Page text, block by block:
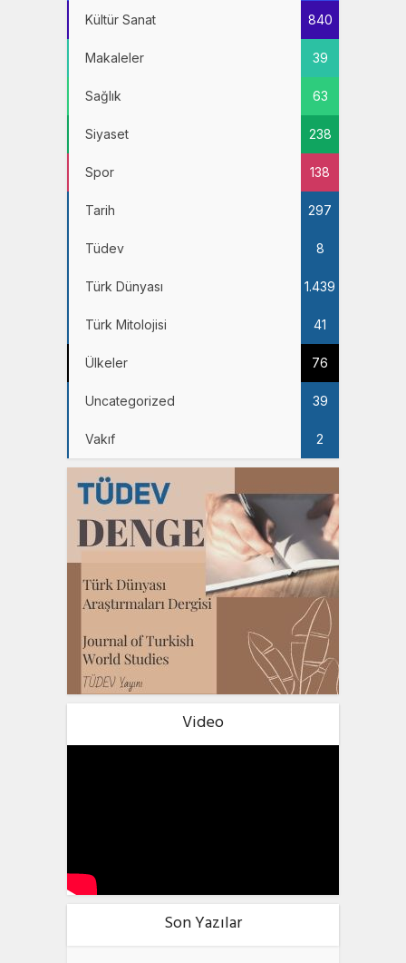
Kültür Sanat 840
Makaleler 39
Sağlık 63
Siyaset 238
Spor 138
Tarih 297
Tüdev 8
Türk Dünyası 1.439
Türk Mitolojisi 41
Ülkeler 76
Uncategorized 39
Vakıf 2
Video
Son Yazılar